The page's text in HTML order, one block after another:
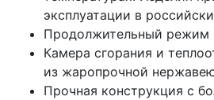
эксплуатации в
Продолжительный режим
Камера сгорания и
из жаропрочной
Прочная конструкция с